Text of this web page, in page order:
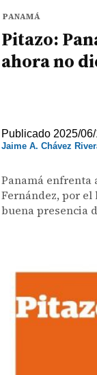
PANAMÁ
Pitazo:
ahora no
Publicado 2025/
Jaime A. Chávez
Panamá enfrenta
Fernández, por el
buena presencia